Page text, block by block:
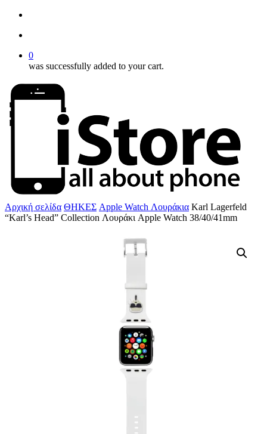
0
was successfully added to your cart.
Αρχική σελίδα ΘΗΚΕΣ Apple Watch Λουράκια Karl Lagerfeld
“Karl’s Head” Collection Λουράκι Apple Watch 38/40/41mm